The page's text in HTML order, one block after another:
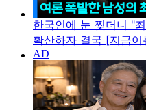
한국인에 눈 찢더니 "
확산하자 결국 [지금이